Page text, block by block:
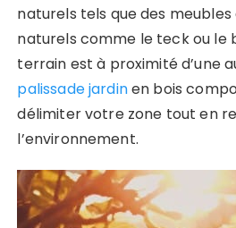
naturels tels que des meubles
naturels comme le teck ou le
terrain est à proximité d’une
palissade jardinen bois
délimiter votre zone tout en
l’environnement.